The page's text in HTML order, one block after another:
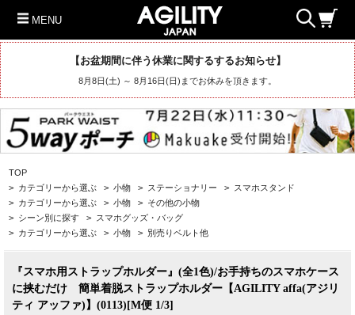
MENU
【お盆期間に伴う休業に関するするお知らせ】
8月8日(土) ～ 8月16日(日)までお休みを頂きます。
TOP
> カテゴリーから選ぶ > 小物 > ステーショナリー > スマホスタンド
> カテゴリーから選ぶ > 小物 > その他の小物
> シーン別に探す > スマホグッズ・バッグ
> カテゴリーから選ぶ > 小物 > 別売りベルト他
『スマホ用ストラップホルダー』(全1色)/お手持ちのスマホケース
に挟むだけ 簡単着脱ストラップホルダー【AGILITY affa(アジリ
ティ アッファ)】(0113)[M便 1/3]